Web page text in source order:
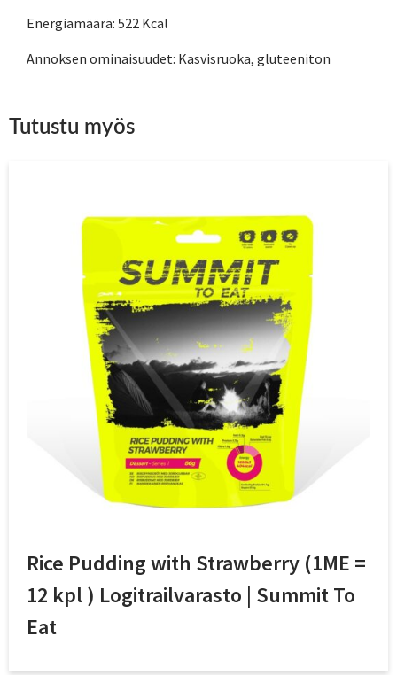
Energiamäärä: 522 Kcal
Annoksen ominaisuudet: Kasvisruoka, gluteeniton
Tutustu myös
Rice Pudding with Strawberry (1ME =
12 kpl ) Logitrailvarasto | Summit To
Eat